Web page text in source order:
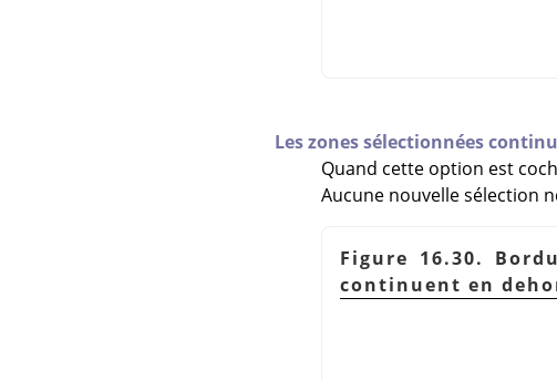
Les zones sélectionnées
Quand cette option est
Aucune nouvelle sélection
Figure 16.30.
continuent en